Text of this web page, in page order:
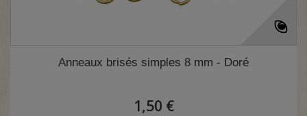
Anneaux brisés simples 8 mm - Doré
1,50 €